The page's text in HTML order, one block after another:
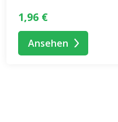
1,96 €
Ansehen